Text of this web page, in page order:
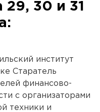
30 и 31
институт
Старатель
финансово-
с организаторами
техники и